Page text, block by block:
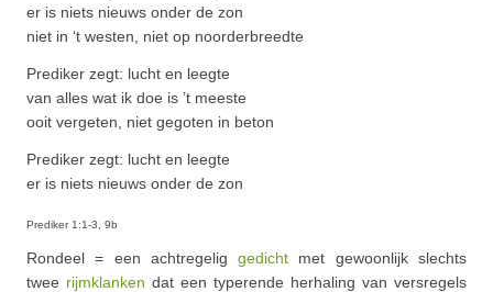
er is niets nieuws onder de zon
niet in ‘t westen, niet op noorderbreedte
Prediker zegt: lucht en leegte
van alles wat ik doe is ’t meeste
ooit vergeten, niet gegoten in beton
Prediker zegt: lucht en leegte
er is niets nieuws onder de zon
Prediker 1:1-3, 9b
Rondeel = een achtregeliggedicht met gewoonlijk slechts
twee rijmklanken dat een typerende herhaling van versregels